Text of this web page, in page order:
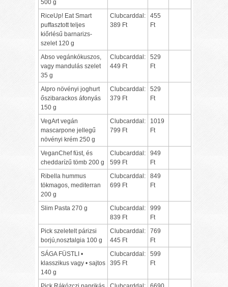
500 g
RiceUp! Eat Smart
puffasztott teljes
kiőrlésű barnarizs-
szelet 120 g
Clubcarddal:
389 Ft
455
Ft
Abso vegánkókuszos,
vagy mandulás szelet
35 g
Clubcarddal:
449 Ft
529
Ft
Alpro növényi joghurt
őszibarackos áfonyás
150 g
Clubcarddal:
379 Ft
529
Ft
VegArt vegán
mascarpone jellegű
növényi krém 250 g
Clubcarddal:
799 Ft
1019
Ft
VeganChef füst, és
cheddarízű tömb 200 g
Clubcarddal:
599 Ft
949
Ft
Ribella hummus
tökmagos, mediterran
200 g
Clubcarddal:
699 Ft
849
Ft
Slim Pasta 270 g
Clubcarddal:
839 Ft
999
Ft
Pick szeletelt párizsi
borjú,nosztalgia 100 g
Clubcarddal:
445 Ft
769
Ft
SÁGA FÜSTLI •
klasszikus vagy • sajtos
140 g
Clubcarddal:
395 Ft
599
Ft